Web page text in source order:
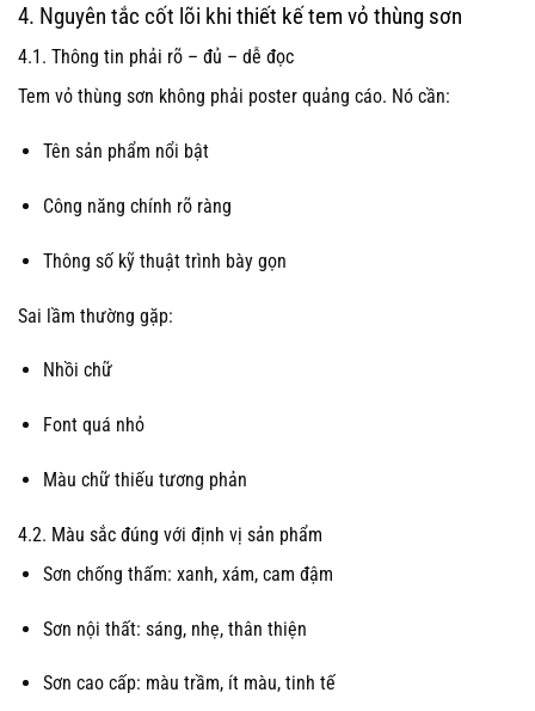
4. Nguyên tắc cốt lõi khi thiết kế tem vỏ thùng sơn
4.1. Thông tin phải rõ – đủ – dễ đọc
Tem vỏ thùng sơn không phải poster quảng cáo. Nó cần:
Tên sản phẩm nổi bật
Công năng chính rõ ràng
Thông số kỹ thuật trình bày gọn
Sai lầm thường gặp:
Nhồi chữ
Font quá nhỏ
Màu chữ thiếu tương phản
4.2. Màu sắc đúng với định vị sản phẩm
Sơn chống thấm: xanh, xám, cam đậm
Sơn nội thất: sáng, nhẹ, thân thiện
Sơn cao cấp: màu trầm, ít màu, tinh tế